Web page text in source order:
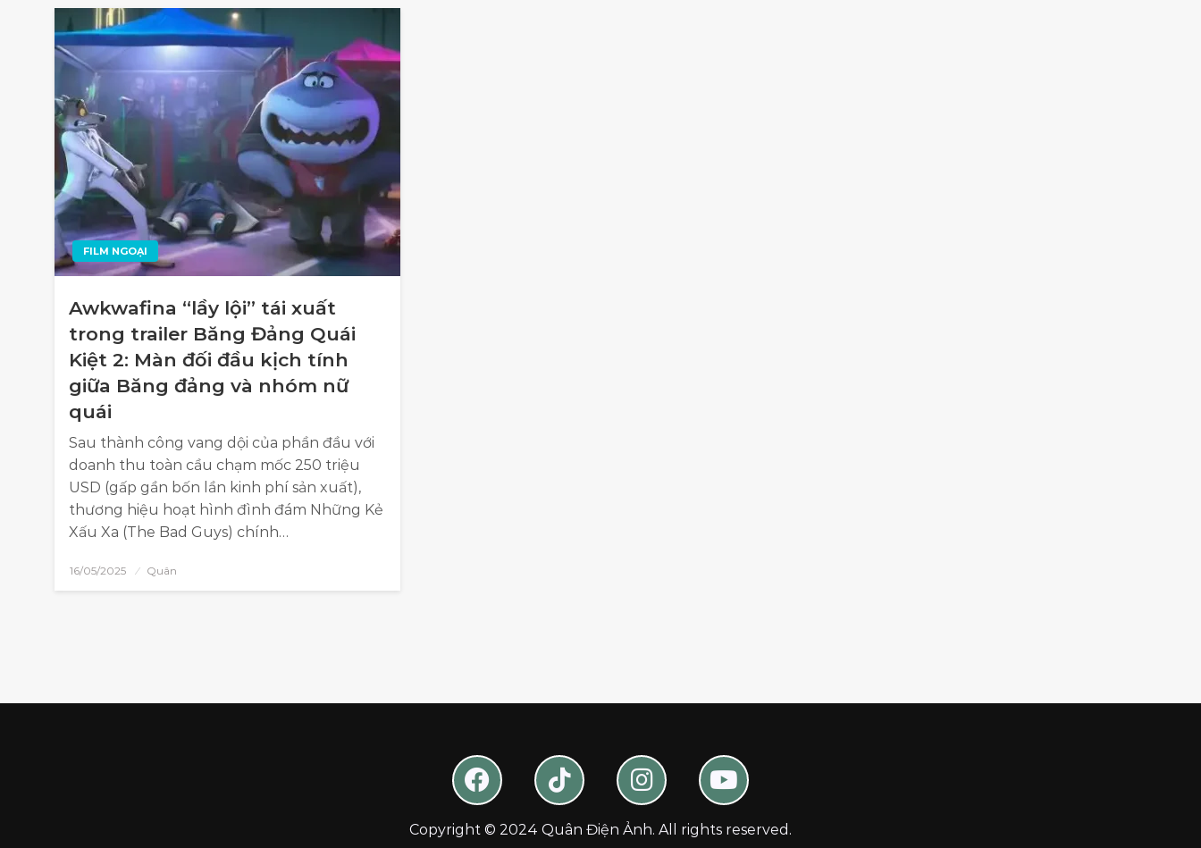
FILM NGOẠI
Awkwafina “lầy lội” tái xuất
trong trailer Băng Đảng Quái
Kiệt 2: Màn đối đầu kịch tính
giữa Băng đảng và nhóm nữ
quái
Sau thành công vang dội của phần đầu với
doanh thu toàn cầu chạm mốc 250 triệu
USD (gấp gần bốn lần kinh phí sản xuất),
thương hiệu hoạt hình đình đám Những Kẻ
Xấu Xa (The Bad Guys) chính…
16/05/2025 Quân
Copyright © 2024 Quân Điện Ảnh. All rights reserved.